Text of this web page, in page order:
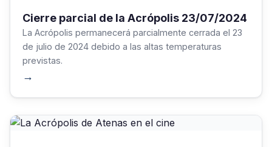
Cierre parcial de la Acrópolis 23/07/2024
La Acrópolis permanecerá parcialmente cerrada el 23
de julio de 2024 debido a las altas temperaturas
previstas.
→